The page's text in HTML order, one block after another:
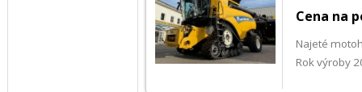
Cena na
Najeté
Rok výroby